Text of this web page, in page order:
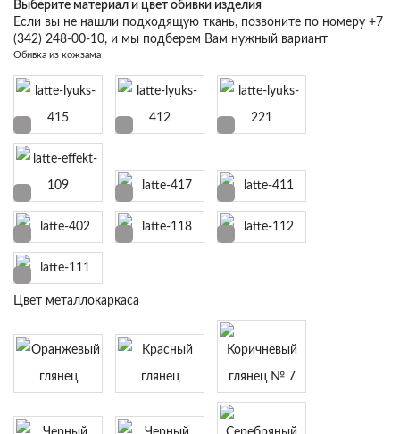
Выберите материал и цвет обивки изделия
Если вы не нашли подходящую ткань, позвоните по номеру +7
(342) 248-00-10, и мы подберем Вам нужный вариант
Обивка из кожзама
Цвет металлокаркаса